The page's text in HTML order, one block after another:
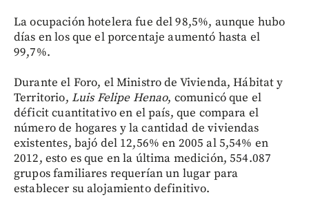
La ocupación hotelera fue del 98,5%, aunque hubo
días en los que el porcentaje aumentó hasta el
99,7%.
Durante el Foro, el Ministro de Vivienda, Hábitat y
Territorio, Luis Felipe Henao, comunicó que el
déficit cuantitativo en el país, que compara el
número de hogares y la cantidad de viviendas
existentes, bajó del 12,56% en 2005 al 5,54% en
2012, esto es que en la última medición, 554.087
grupos familiares requerían un lugar para
establecer su alojamiento definitivo.